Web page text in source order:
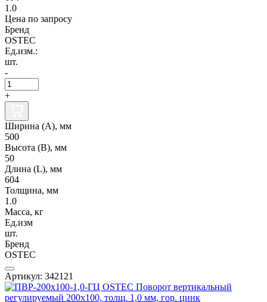
1.0
Цена по запросу
Бренд
OSTEC
Ед.изм.:
шт.
-
+
Ширина (А), мм
500
Высота (В), мм
50
Длина (L), мм
604
Толщина, мм
1.0
Масса, кг
Ед.изм
шт.
Бренд
OSTEC
Артикул: 342121